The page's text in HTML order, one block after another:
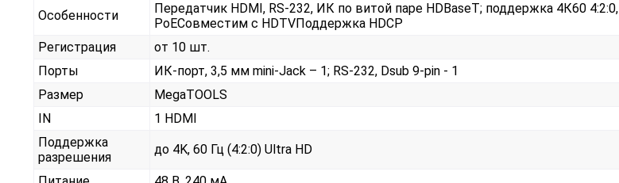
Особенности
Передатчик HDMI, RS-232, ИК по витой паре HDBaseT; поддержка 4К60 4:2:0,
PoEСовместим с HDTVПоддержка HDCP
Регистрация
от 10 шт.
Порты
ИК-порт, 3,5 мм mini-Jack – 1; RS-232, Dsub 9-pin - 1
Размер
MegaTOOLS
IN
1 HDMI
Поддержка
разрешения
до 4K, 60 Гц (4:2:0) Ultra HD